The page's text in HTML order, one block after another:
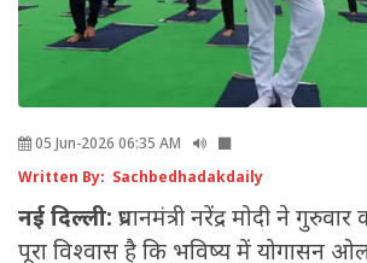
05 Jun-2026 06:35 AM
Written By: Sachbedhadakdaily
नई दिल्ली: प्रधानमंत्री नरेंद्र मोदी ने
पूरा विश्वास है कि भविष्य में योगासन